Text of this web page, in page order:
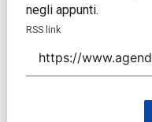
negli appunti.
RSS link